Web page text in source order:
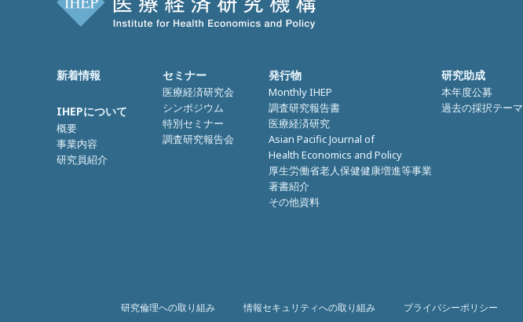
新着情報
IHEPについて
概要
事業内容
研究員紹介
セミナー
医療経済研究会
シンポジウム
特別セミナー
調査研究報告会
発行物
Monthly IHEP
調査研究報告書
医療経済研究
Asian Pacific Journal of
Health Economics and Policy
厚生労働省老人保健健康増進等事業
著書紹介
その他資料
研究助成
本年度公募
過去の採択テーマ
研究倫理への取り組み 情報セキュリティへの取り組み プライバシーポリシー